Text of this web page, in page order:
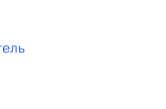
детских
вся продукция
России,